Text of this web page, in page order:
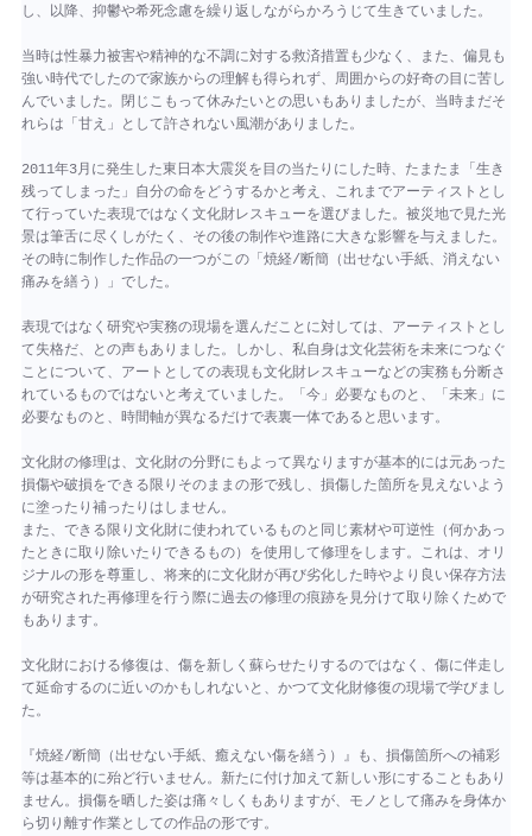
し、以降、抑鬱や希死念慮を繰り返しながらかろうじて生きていました。
当時は性暴力被害や精神的な不調に対する救済措置も少なく、また、偏見も
強い時代でしたので家族からの理解も得られず、周囲からの好奇の目に苦し
んでいました。閉じこもって休みたいとの思いもありましたが、当時まだそ
れらは「甘え」として許されない風潮がありました。
2011年3月に発生した東日本大震災を目の当たりにした時、たまたま「生き
残ってしまった」自分の命をどうするかと考え、これまでアーティストとし
て行っていた表現ではなく文化財レスキューを選びました。被災地で見た光
景は筆舌に尽くしがたく、その後の制作や進路に大きな影響を与えました。
その時に制作した作品の一つがこの「焼経/断簡（出せない手紙、消えない
痛みを繕う）」でした。
表現ではなく研究や実務の現場を選んだことに対しては、アーティストとし
て失格だ、との声もありました。しかし、私自身は文化芸術を未来につなぐ
ことについて、アートとしての表現も文化財レスキューなどの実務も分断さ
れているものではないと考えていました。「今」必要なものと、「未来」に
必要なものと、時間軸が異なるだけで表裏一体であると思います。
文化財の修理は、文化財の分野にもよって異なりますが基本的には元あった
損傷や破損をできる限りそのままの形で残し、損傷した箇所を見えないよう
に塗ったり補ったりはしません。
また、できる限り文化財に使われているものと同じ素材や可逆性（何かあっ
たときに取り除いたりできるもの）を使用して修理をします。これは、オリ
ジナルの形を尊重し、将来的に文化財が再び劣化した時やより良い保存方法
が研究された再修理を行う際に過去の修理の痕跡を見分けて取り除くためで
もあります。
文化財における修復は、傷を新しく蘇らせたりするのではなく、傷に伴走し
て延命するのに近いのかもしれないと、かつて文化財修復の現場で学びまし
た。
『焼経/断簡（出せない手紙、癒えない傷を繕う）』も、損傷箇所への補彩
等は基本的に殆ど行いません。新たに付け加えて新しい形にすることもあり
ません。損傷を晒した姿は痛々しくもありますが、モノとして痛みを身体か
ら切り離す作業としての作品の形です。